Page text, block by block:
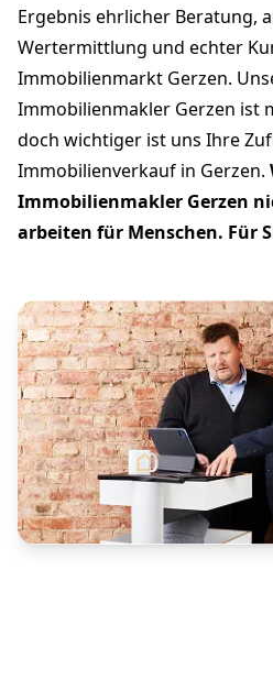
Ergebnis ehrlicher Beratung,
Wertermittlung und echter
Immobilienmarkt Gerzen.
Immobilienmakler Gerzen ist
doch wichtiger ist uns Ihre
Immobilienverkauf in Gerzen.
Immobilienmakler Gerzen
arbeiten für Menschen. Für